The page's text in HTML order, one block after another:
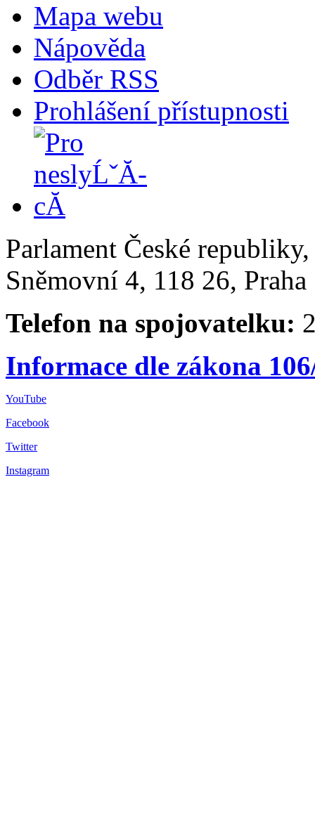
Mapa webu
Nápověda
Odběr RSS
Prohlášení přístupnosti
Parlament České
Sněmovní 4, 118 26,
Telefon na spojovatelku:
Informace dle zákona
YouTube
Facebook
Twitter
Instagram